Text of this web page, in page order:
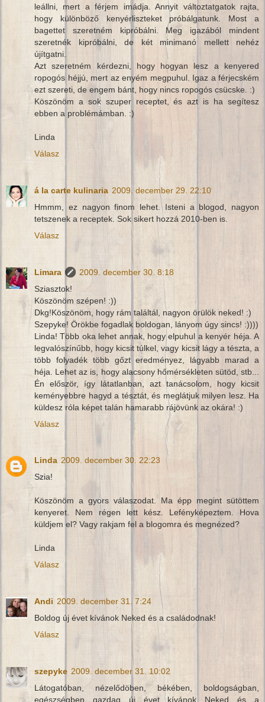
leállni, mert a férjem imádja. Annyit változtatgatok rajta,
hogy különböző kenyérliszteket próbálgatunk. Most a
bagettet szeretném kipróbálni. Meg igazából mindent
szeretnék kipróbálni, de két minimanó mellett nehéz
újítgatni.
Azt szeretném kérdezni, hogy hogyan lesz a kenyered
ropogós héjjú, mert az enyém megpuhul. Igaz a férjecském
ezt szereti, de engem bánt, hogy nincs ropogós csücske. :)
Köszönöm a sok szuper receptet, és azt is ha segítesz
ebben a problémámban. :)
Linda
Válasz
á la carte kulinaria 2009. december 29. 22:10
Hmmm, ez nagyon finom lehet. Isteni a blogod, nagyon
tetszenek a receptek. Sok sikert hozzá 2010-ben is.
Válasz
Limara
2009. december 30. 8:18
Sziasztok!
Köszönöm szépen! :))
Dkg!Köszönöm, hogy rám találtál, nagyon örülök neked! :)
Szepyke! Örökbe fogadlak boldogan, lányom úgy sincs! :))))
Linda! Több oka lehet annak, hogy elpuhul a kenyér héja. A
legvalószínűbb, hogy kicsit túlkel, vagy kicsit lágy a tészta, a
több folyadék több gőzt eredményez, lágyabb marad a
héja. Lehet az is, hogy alacsony hőmérsékleten sütöd, stb...
Én először, így látatlanban, azt tanácsolom, hogy kicsit
keményebbre hagyd a tésztát, és meglátjuk milyen lesz. Ha
küldesz róla képet talán hamarabb rájövünk az okára! :)
Válasz
Linda 2009. december 30. 22:23
Szia!
Köszönöm a gyors válaszodat. Ma épp megint sütöttem
kenyeret. Nem régen lett kész. Lefényképeztem. Hova
küldjem el? Vagy rakjam fel a blogomra és megnézed?
Linda
Válasz
Andi 2009. december 31. 7:24
Boldog új évet kívánok Neked és a családodnak!
Válasz
szepyke 2009. december 31. 10:02
Látogatóban, nézelődöben, békében, boldogságban,
egészségben gazdag új évet kívánok Neked és a